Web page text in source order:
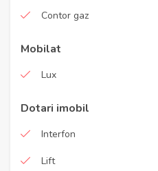
Contor gaz
Mobilat
Lux
Dotari imobil
Interfon
Lift